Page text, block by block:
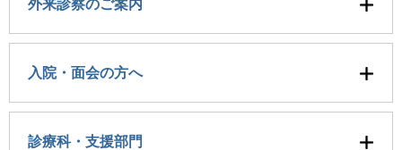
外来診察のご案内
入院・面会の方へ
診療科・支援部門